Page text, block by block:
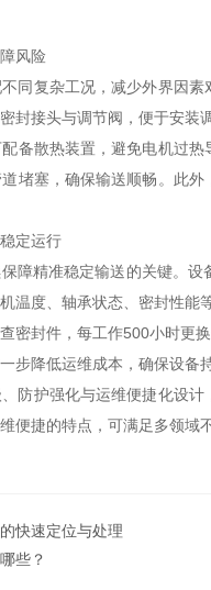
风险
同复杂工况，减少外界因
封接头与调节阀，便于安装
散热装置，避免电机过热
堵塞，确保输送顺畅。此
定运行
精准稳定输送的关键。设
温度、轴承状态、密封性
封件，每工作500小时更
步降低运维成本，确保设备
防护强化与运维便捷化设
便捷的特点，可满足多领
快速定位与处理
些？